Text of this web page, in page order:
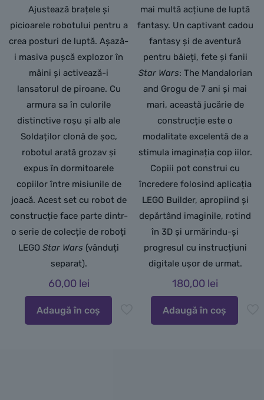
Ajustează brațele și
picioarele robotului pentru a
crea posturi de luptă. Așază-
i masiva pușcă explozor în
mâini și activează-i
lansatorul de piroane. Cu
armura sa în culorile
distinctive roșu și alb ale
Soldaților clonă de șoc,
robotul arată grozav și
expus în dormitoarele
copiilor între misiunile de
joacă. Acest set cu robot de
construcție face parte dintr-
o serie de colecție de roboți
LEGOStar Wars (vânduți
separat).
60,00 lei
Adaugă în coș
mai multă acțiune de luptă
fantasy. Un captivant cadou
fantasy și de aventură
pentru băieți, fete și fanii
Star Wars: The Mandalorian
and Grogu de 7 ani și mai
mari, această jucărie de
construcție este o
modalitate excelentă de a
stimula imaginația cop iilor.
Copiii pot construi cu
încredere folosind aplicația
LEGO Builder, apropiind și
depărtând imaginile, rotind
în 3D și urmărindu-și
progresul cu instrucțiuni
digitale ușor de urmat.
180,00 lei
Adaugă în coș